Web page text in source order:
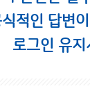
적인 답변
로그인 유